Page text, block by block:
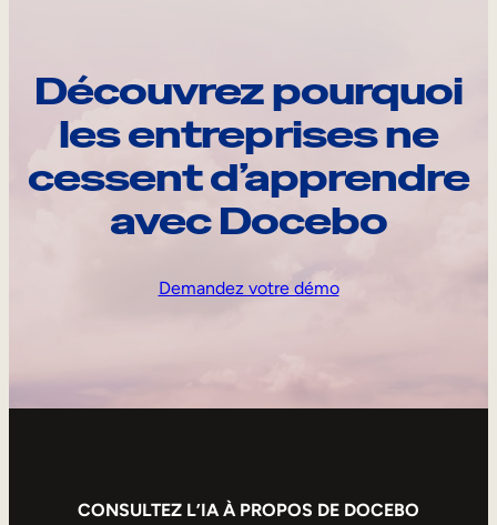
Découvrez pourquoi
les entreprises ne
cessent d’apprendre
avec Docebo
Demandez votre démo
CONSULTEZ L’IA À PROPOS DE DOCEBO